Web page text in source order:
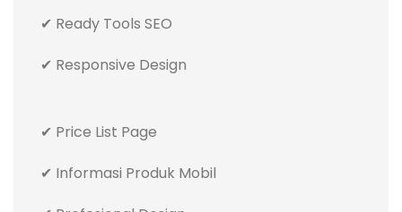
✔ Ready Tools SEO
✔ Responsive Design
✔ Price List Page
✔ Informasi Produk Mobil